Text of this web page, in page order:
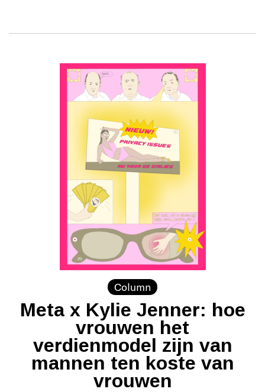
Column
Meta x Kylie Jenner: hoe
vrouwen het
verdienmodel zijn van
mannen ten koste van
vrouwen